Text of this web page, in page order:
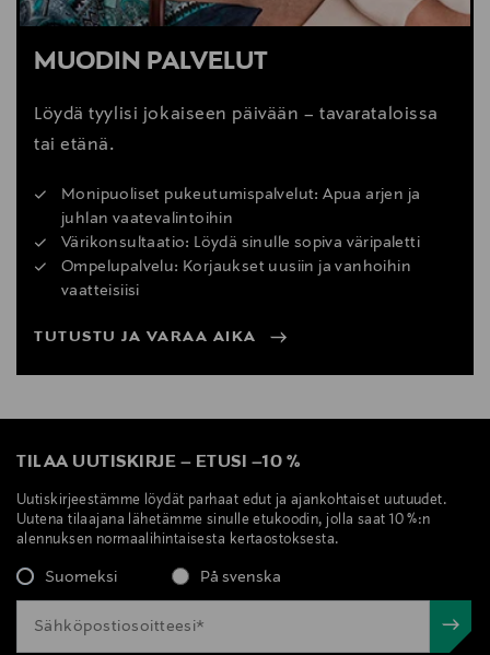
MUODIN PALVELUT
Löydä tyylisi jokaiseen päivään – tavarataloissa
tai etänä.
Monipuoliset pukeutumispalvelut: Apua arjen ja
juhlan vaatevalintoihin
Värikonsultaatio: Löydä sinulle sopiva väripaletti
Ompelupalvelu: Korjaukset uusiin ja vanhoihin
vaatteisiisi
TUTUSTU JA VARAA AIKA
TILAA UUTISKIRJE – ETUSI –10 %
Uutiskirjeestämme löydät parhaat edut ja ajankohtaiset uutuudet.
Uutena tilaajana lähetämme sinulle etukoodin, jolla saat 10 %:n
alennuksen normaalihintaisesta kertaostoksesta.
Suomeksi På svenska